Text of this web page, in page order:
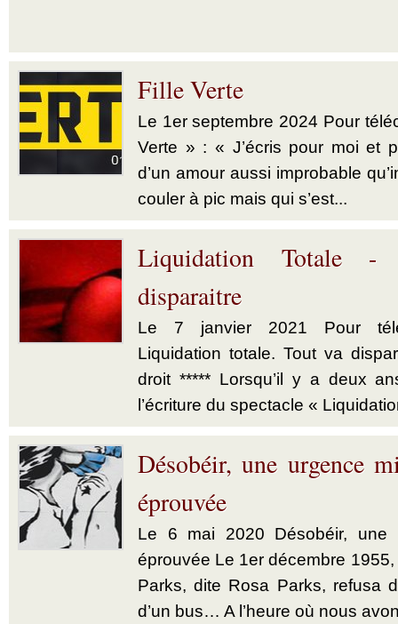
Fille Verte
Le 1er septembre 2024 Pour
Verte » : « J’écris pour moi et
d’un amour aussi improbable
couler à pic mais qui s’est...
Liquidation Totale
disparaitre
Le 7 janvier 2021 Pour
Liquidation totale. Tout va
droit ***** Lorsqu’il y a deux
l’écriture du spectacle «
Désobéir, une urgence
éprouvée
Le 6 mai 2020 Désobéir, une
éprouvée Le 1er décembre
Parks, dite Rosa Parks, refusa
d’un bus… A l’heure où nous